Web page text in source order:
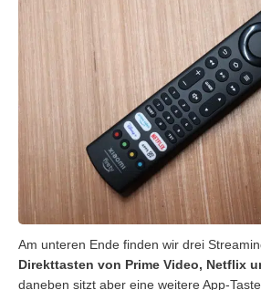
Am unteren Ende finden wir drei
Direkttasten von Prime Video, Netflix
daneben sitzt aber eine weitere App-